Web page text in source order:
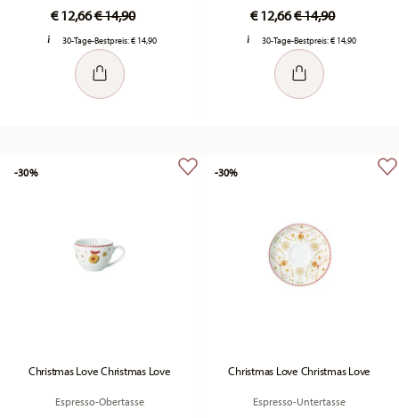
€ 12,66Price reduced from
€ 14,90to
30-Tage-Bestpreis:€ 14,90
€ 12,66Price reduced
€ 14,90to
30-Tage-Bestpreis:€ 14,90
Christmas Love Christmas Love
Espresso-Obertasse
-30%
Christmas Love Christmas Love
Espresso-Untertasse
-30%